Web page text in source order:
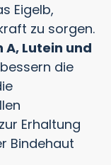
Eigelb,
zu sorgen.
Lutein und
die
Erhaltung
Bindehaut